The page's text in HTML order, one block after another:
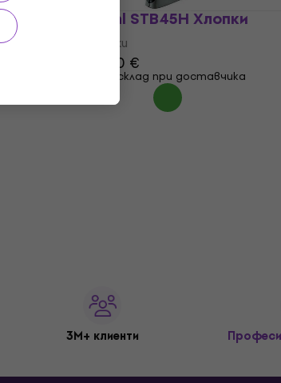
Meinl STB45H Хлопки
Хлопки
36,90 €
На склад при доставчика
3M+ клиенти